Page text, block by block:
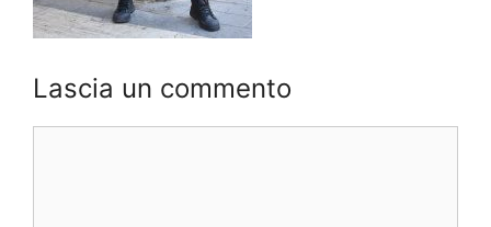
Lascia un commento